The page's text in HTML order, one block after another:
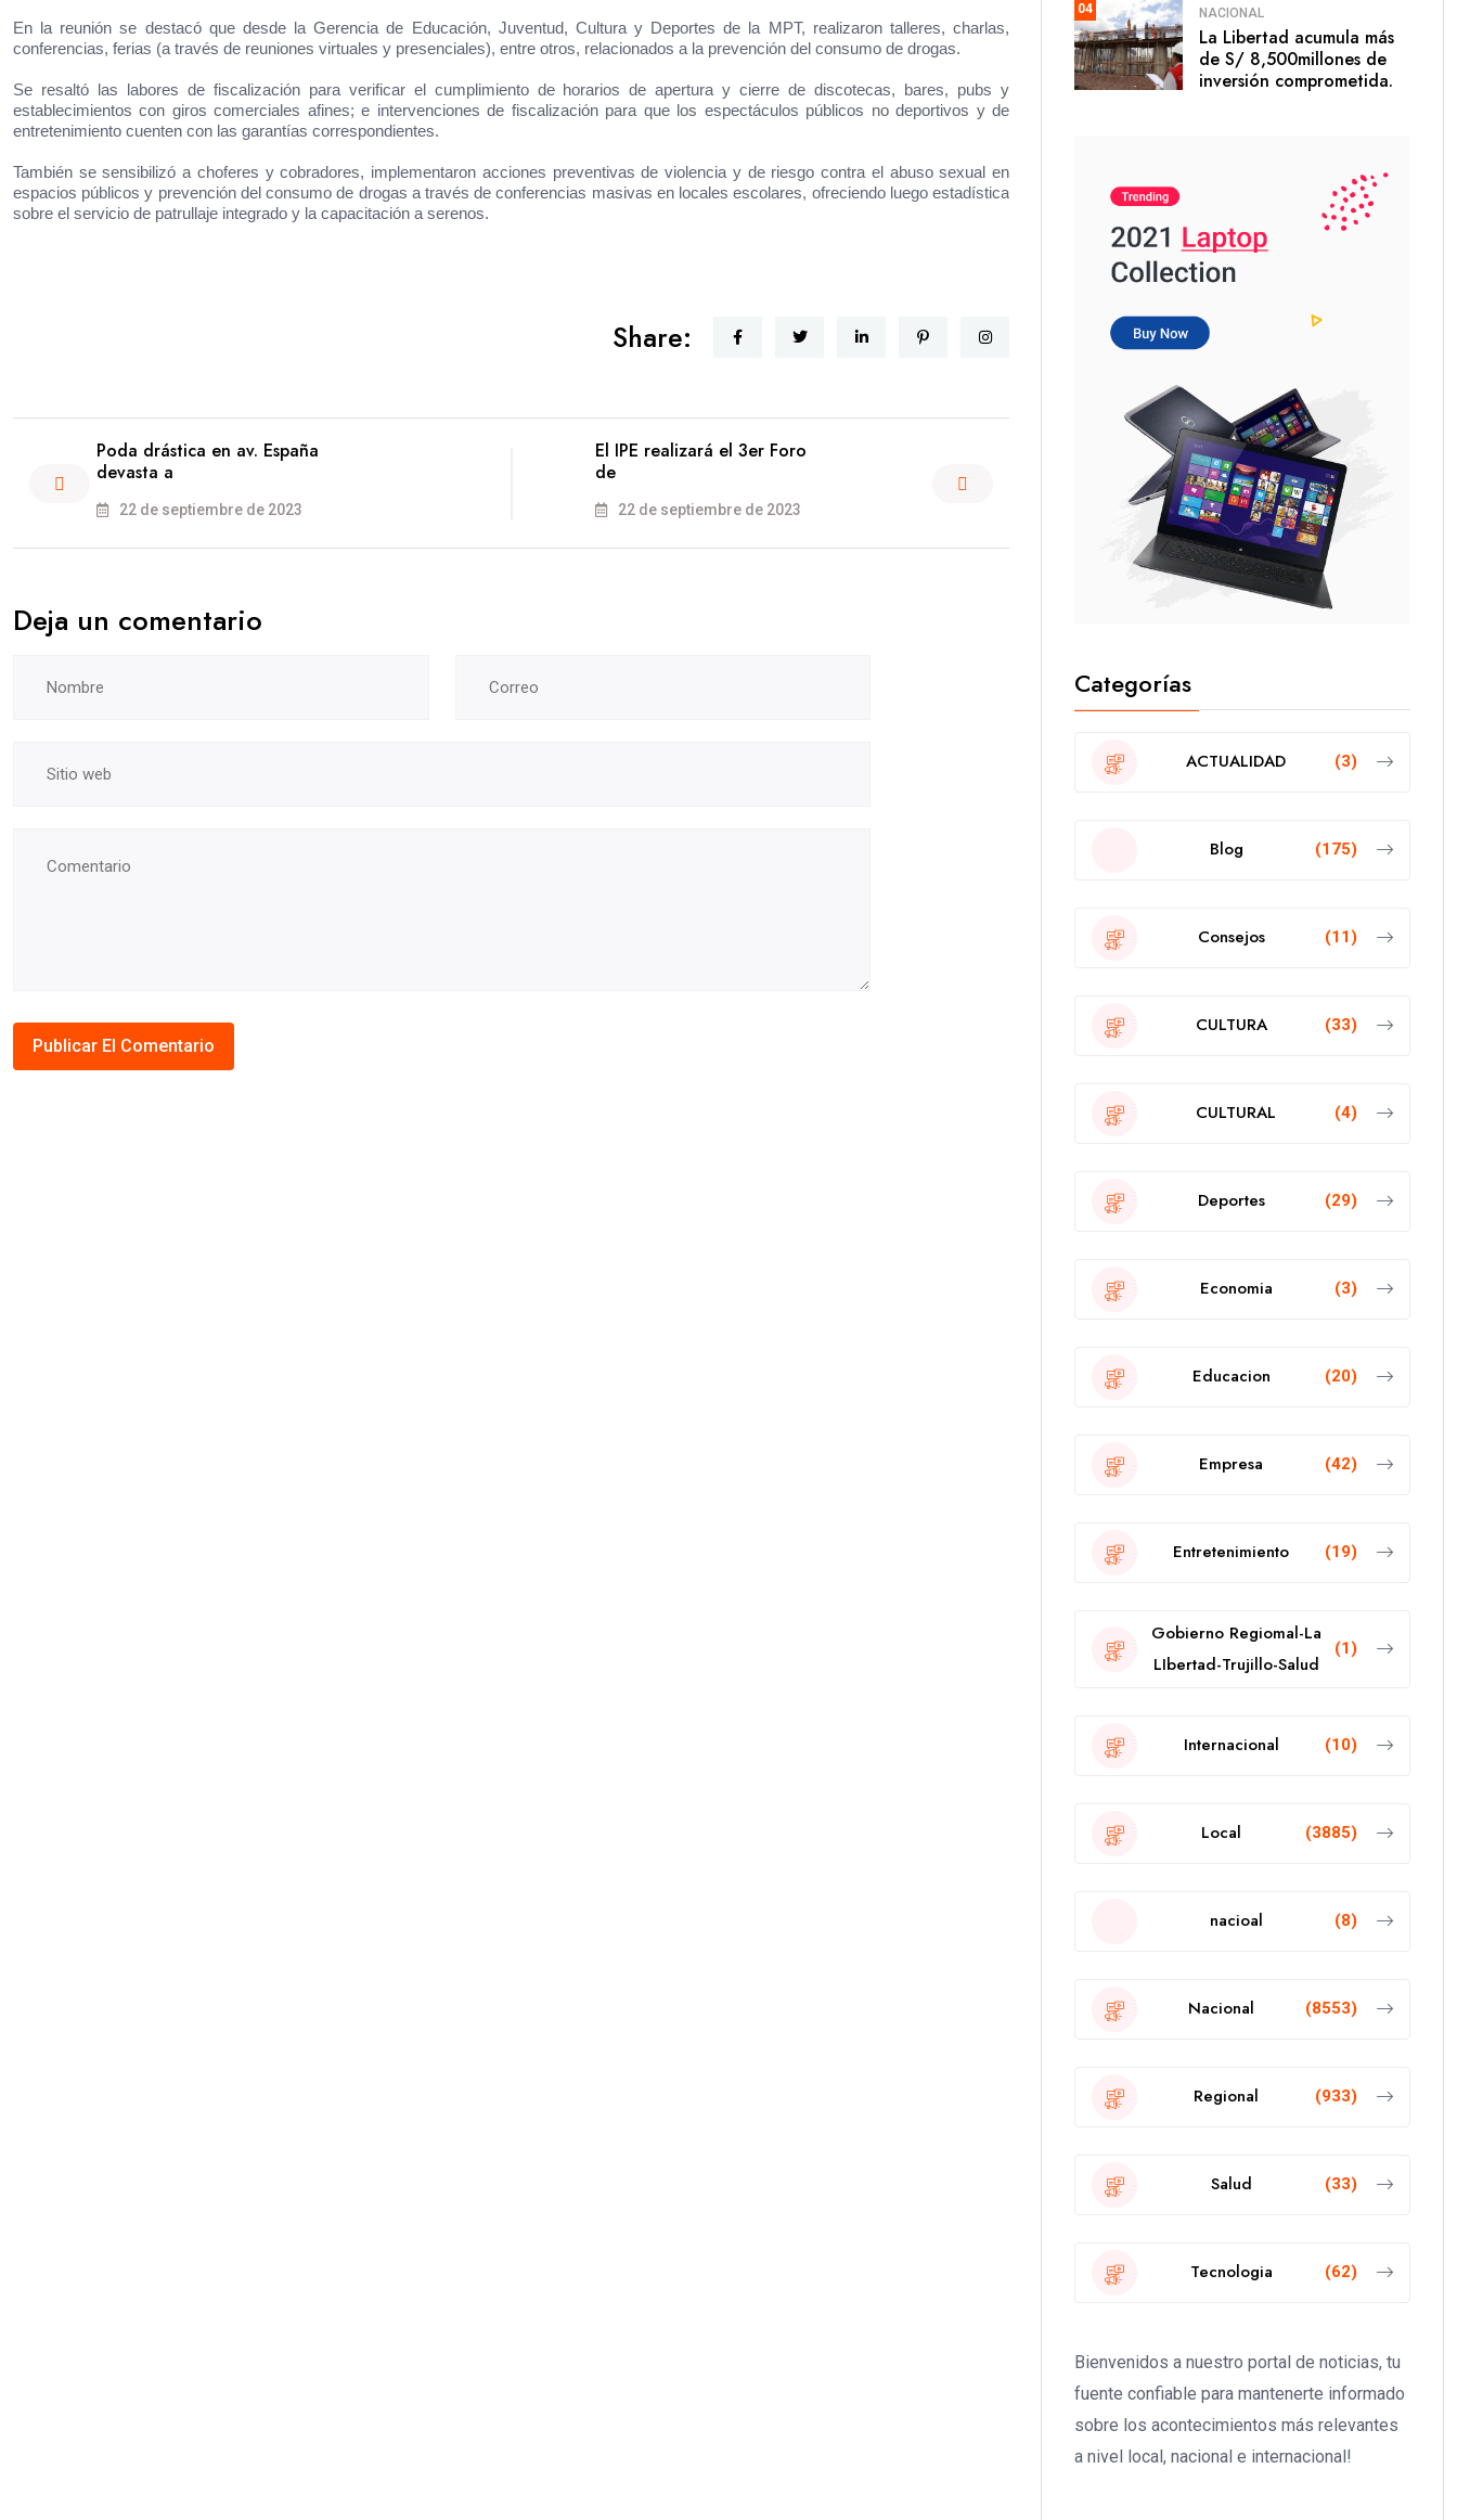
En la reunión se destacó que desde la Gerencia de Educación, Juventud, Cultura y Deportes de la MPT, realizaron talleres, charlas,
conferencias, ferias (a través de reuniones virtuales y presenciales), entre otros, relacionados a la prevención del consumo de drogas.
Se resaltó las labores de fiscalización para verificar el cumplimiento de horarios de apertura y cierre de discotecas, bares, pubs y
establecimientos con giros comerciales afines; e intervenciones de fiscalización para que los espectáculos públicos no deportivos y de
entretenimiento cuenten con las garantías correspondientes.
También se sensibilizó a choferes y cobradores, implementaron acciones preventivas de violencia y de riesgo contra el abuso sexual en
espacios públicos y prevención del consumo de drogas a través de conferencias masivas en locales escolares, ofreciendo luego estadística
sobre el servicio de patrullaje integrado y la capacitación a serenos.
Share:
Poda drástica en av. España
devasta a
22 de septiembre de 2023
El IPE realizará el 3er Foro
de
22 de septiembre de 2023
Deja un comentario
04 NACIONAL
La Libertad acumula más
de S/ 8,500millones de
inversión comprometida.
Categorías
ACTUALIDAD (3)
Blog (175)
Consejos (11)
CULTURA (33)
CULTURAL (4)
Deportes (29)
Economia (3)
Educacion (20)
Empresa (42)
Entretenimiento (19)
Gobierno Regiomal-La
LIbertad-Trujillo-Salud
(1)
Internacional (10)
Local (3885)
nacioal (8)
Nacional (8553)
Regional (933)
Salud (33)
Tecnologia (62)
Bienvenidos a nuestro portal de noticias, tu
fuente confiable para mantenerte informado
sobre los acontecimientos más relevantes
a nivel local, nacional e internacional!